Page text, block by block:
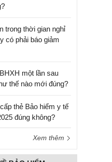
trong thời gian nghỉ
có phải báo giảm
một lần sau
thế nào mới đúng?
thẻ Bảo hiểm y tế
đúng không?
Xem thêm